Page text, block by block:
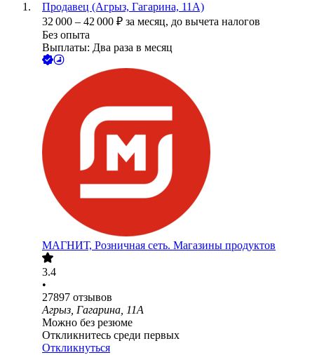
Продавец (Агрыз, Гагарина, 11А)
32 000 – 42 000 ₽ за месяц, до вычета налогов
Без опыта
Выплаты: Два раза в месяц
МАГНИТ, Розничная сеть. Магазины продуктов
3.4
•
27897 отзывов
Агрыз, Гагарина, 11А
Можно без резюме
Откликнитесь среди первых
Откликнуться